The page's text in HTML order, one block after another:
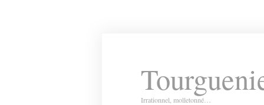
Irrationnel, molletonné…